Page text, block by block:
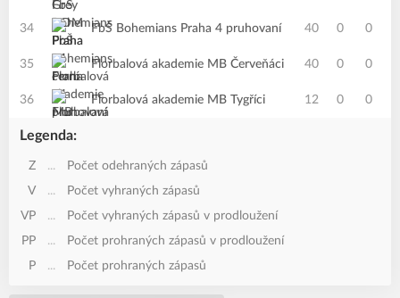
34 FbŠ Bohemians Praha 4 pruhovaní 40 0 0
35 Florbalová akademie MB Červeňáci 40 0 0
36 Florbalová akademie MB Tygříci 12 0 0
Legenda:
Z ...
Počet odehraných zápasů
V
...
Počet vyhraných zápasů
VP
...
Počet vyhraných zápasů v prodloužení
PP
...
Počet prohraných zápasů v prodloužení
P
... Počet prohraných zápasů